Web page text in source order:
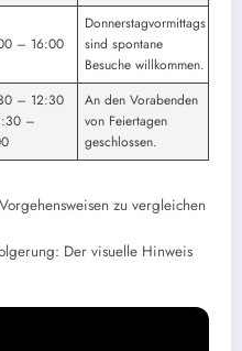
– 16:00
Donnerstagvormittags
sind spontane
Besuche willkommen.
– 12:30
–
An den Vorabenden
von Feiertagen
geschlossen.
zu vergleichen
Der visuelle Hinweis